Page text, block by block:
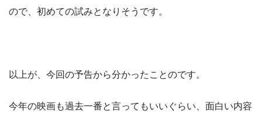
ので、初めての試みとなりそうです。
以上が、今回の予告から分かったことのです。
今年の映画も過去一番と言ってもいいぐらい、面白い内容